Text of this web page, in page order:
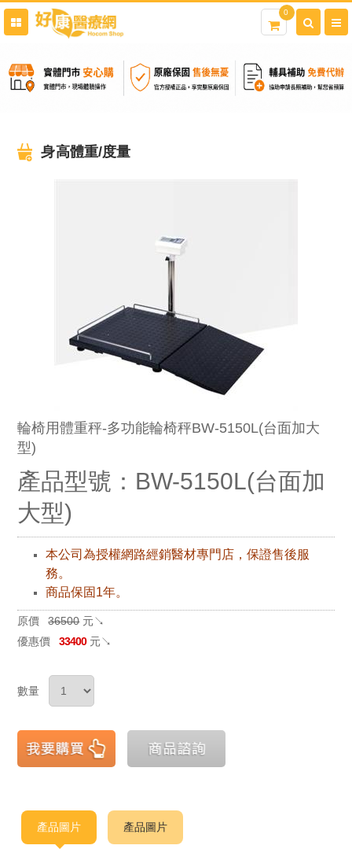
0
身高體重/度量
輪椅用體重秤-多功能輪椅秤BW-5150L(台面加大
型)
產品型號：BW-5150L(台面加
大型)
本公司為授權網路經銷醫材專門店，保證售後服
務。
商品保固1年。
原價 36500元↘
優惠價
33400元↘
數量
產品圖片 產品圖片